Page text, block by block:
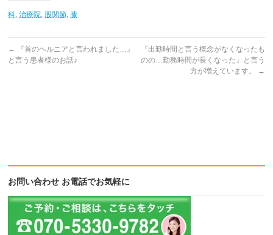
科 ,治療院 股関節 膝
←
『首のヘルニアと言われました…』
と言う患者様のお話♪
『出勤時間と言う概念がなくなったも
のの…勤務時間が長くなった』と言う
方が増えています。
→
お問い合わせ お電話でお気軽に